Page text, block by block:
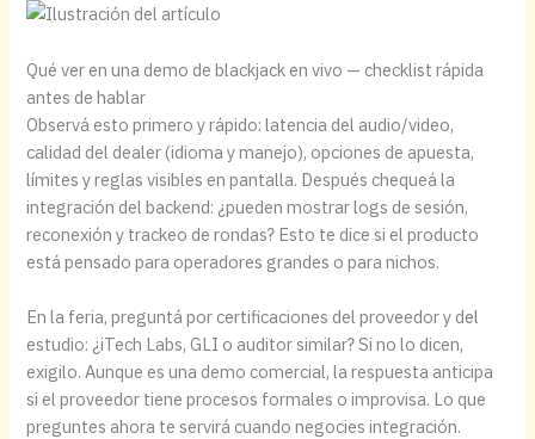
Qué ver en una demo de blackjack en vivo — checklist rápida
antes de hablar
Observá esto primero y rápido: latencia del audio/video,
calidad del dealer (idioma y manejo), opciones de apuesta,
límites y reglas visibles en pantalla. Después chequeá la
integración del backend: ¿pueden mostrar logs de sesión,
reconexión y trackeo de rondas? Esto te dice si el producto
está pensado para operadores grandes o para nichos.
En la feria, preguntá por certificaciones del proveedor y del
estudio: ¿iTech Labs, GLI o auditor similar? Si no lo dicen,
exigilo. Aunque es una demo comercial, la respuesta anticipa
si el proveedor tiene procesos formales o improvisa. Lo que
preguntes ahora te servirá cuando negocies integración.